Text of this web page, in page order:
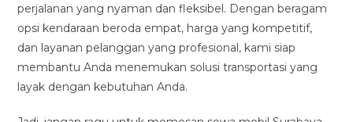
perjalanan yang nyaman dan fleksibel. Dengan beragam
opsi kendaraan beroda empat, harga yang kompetitif,
dan layanan pelanggan yang profesional, kami siap
membantu Anda menemukan solusi transportasi yang
layak dengan kebutuhan Anda.